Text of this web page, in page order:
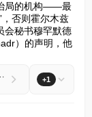
局的机构——最
否则霍尔木兹
会秘书穆罕默德
）的声明，他
as deal still out of reach +1